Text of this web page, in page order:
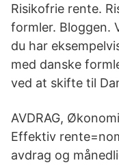
Risikofrie rente.
formler. Bloggen.
du har
med danske
ved at skifte til
AVDRAG,
Effektiv
avdrag og